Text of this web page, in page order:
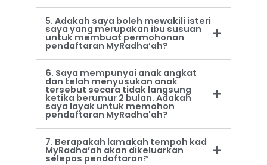
5. Adakah saya boleh mewakili isteri
saya yang merupakan ibu susuan
untuk membuat permohonan
pendaftaran MyRadha’ah?
6. Saya mempunyai anak angkat
dan telah menyusukan anak
tersebut secara tidak langsung
ketika berumur 2 bulan. Adakah
saya layak untuk memohon
pendaftaran MyRadha'ah?
7. Berapakah lamakah tempoh kad
MyRadha’ah akan dikeluarkan
selepas pendaftaran?